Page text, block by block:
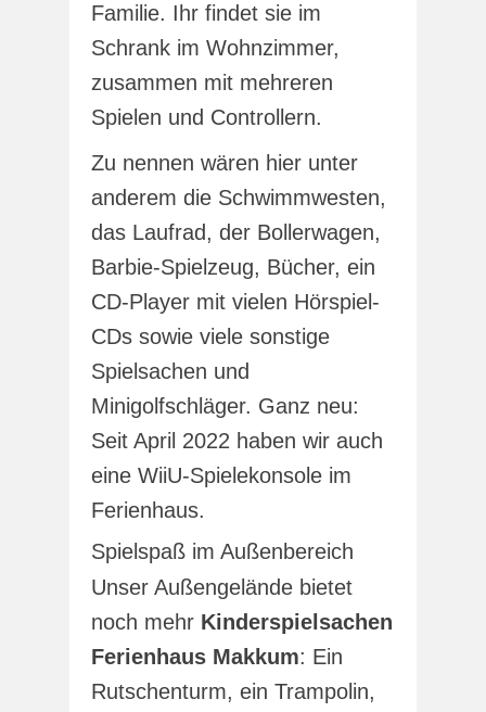
Familie. Ihr findet sie im
Schrank im Wohnzimmer,
zusammen mit mehreren
Spielen und Controllern.
Zu nennen wären hier unter
anderem die Schwimmwesten,
das Laufrad, der Bollerwagen,
Barbie-Spielzeug, Bücher, ein
CD-Player mit vielen Hörspiel-
CDs sowie viele sonstige
Spielsachen und
Minigolfschläger. Ganz neu:
Seit April 2022 haben wir auch
eine WiiU-Spielekonsole im
Ferienhaus.
Spielspaß im Außenbereich
Unser Außengelände bietet
noch mehr Kinderspielsachen
Ferienhaus Makkum: Ein
Rutschenturm, ein Trampolin,